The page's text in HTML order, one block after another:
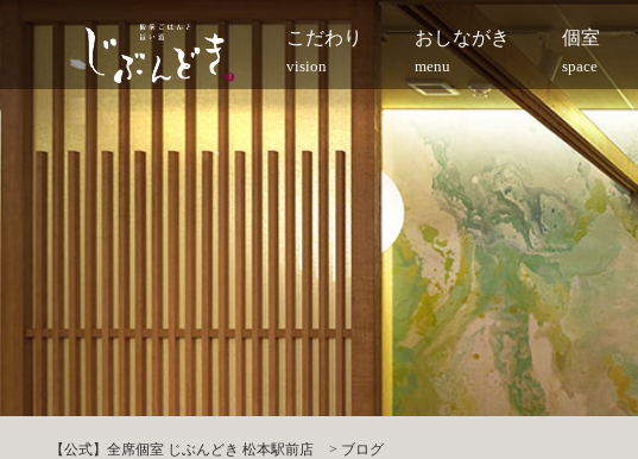
こだわり
vision
おしながき
menu
個室
space
【公式】全席個室 じぶんどき 松本駅前店 > ブログ